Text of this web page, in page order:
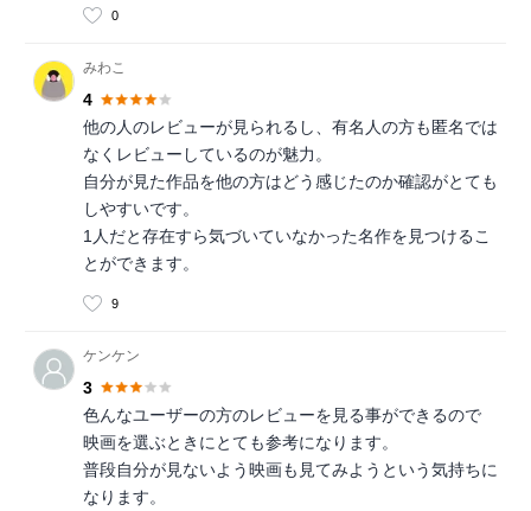
0
みわこ
4
他の人のレビューが見られるし、有名人の方も匿名では
なくレビューしているのが魅力。
自分が見た作品を他の方はどう感じたのか確認がとても
しやすいです。
1人だと存在すら気づいていなかった名作を見つけるこ
とができます。
9
ケンケン
3
色んなユーザーの方のレビューを見る事ができるので
映画を選ぶときにとても参考になります。
普段自分が見ないよう映画も見てみようという気持ちに
なります。